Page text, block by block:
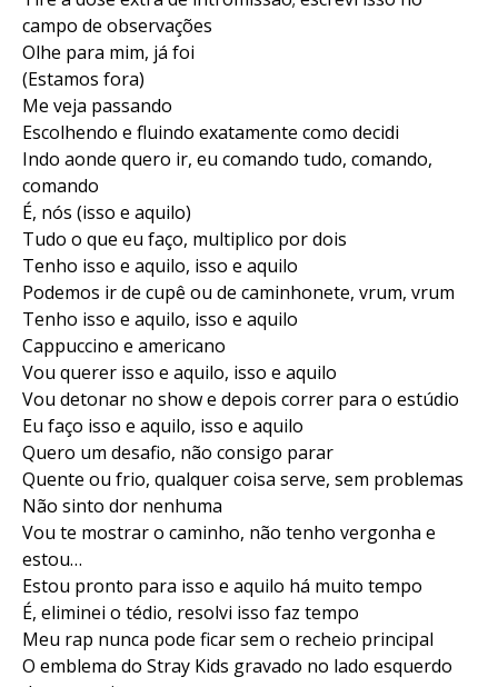
campo de observações
Olhe para mim, já foi
(Estamos fora)
Me veja passando
Escolhendo e fluindo exatamente como decidi
Indo aonde quero ir, eu comando tudo, comando,
comando
É, nós (isso e aquilo)
Tudo o que eu faço, multiplico por dois
Tenho isso e aquilo, isso e aquilo
Podemos ir de cupê ou de caminhonete, vrum, vrum
Tenho isso e aquilo, isso e aquilo
Cappuccino e americano
Vou querer isso e aquilo, isso e aquilo
Vou detonar no show e depois correr para o estúdio
Eu faço isso e aquilo, isso e aquilo
Quero um desafio, não consigo parar
Quente ou frio, qualquer coisa serve, sem problemas
Não sinto dor nenhuma
Vou te mostrar o caminho, não tenho vergonha e
estou…
Estou pronto para isso e aquilo há muito tempo
É, eliminei o tédio, resolvi isso faz tempo
Meu rap nunca pode ficar sem o recheio principal
O emblema do Stray Kids gravado no lado esquerdo